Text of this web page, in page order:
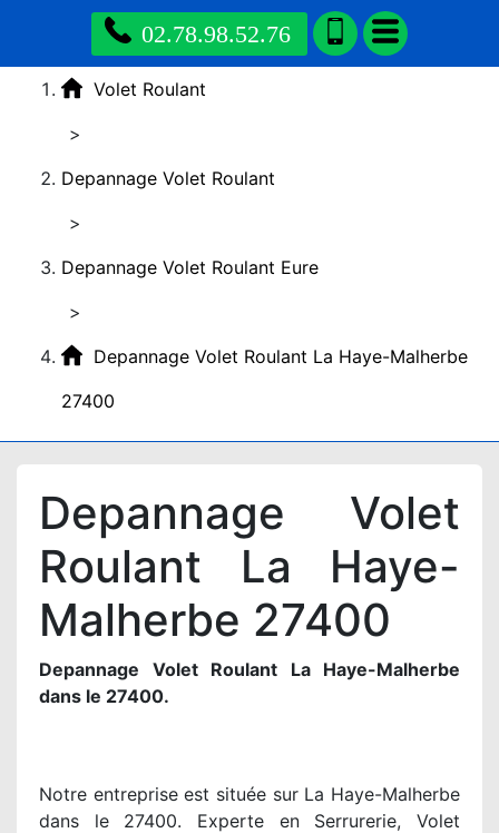
02.78.98.52.76
Volet Roulant
>
Depannage Volet Roulant
>
Depannage Volet Roulant Eure
>
Depannage Volet Roulant La Haye-Malherbe
27400
Depannage Volet
Roulant La Haye-
Malherbe 27400
Depannage Volet Roulant La Haye-Malherbe
dans le 27400.
Notre entreprise est située sur La Haye-Malherbe
dans le 27400. Experte en Serrurerie, Volet